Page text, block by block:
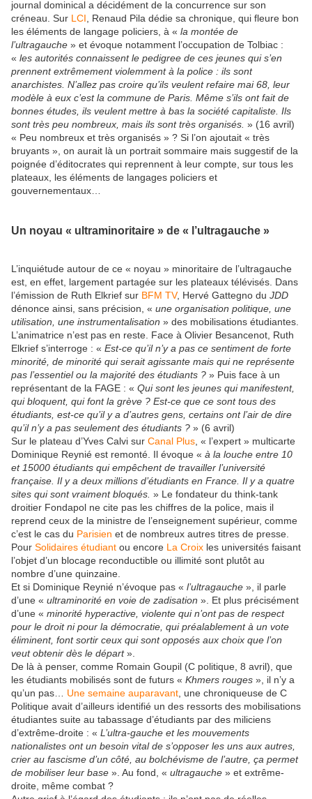
journal dominical a décidément de la concurrence sur son
créneau. Sur LCI , Renaud Pila dédie sa chronique, qui fleure bon
les éléments de langage policiers, à « la montée de
l’ultragauche » et évoque notamment l’occupation de Tolbiac :
« les autorités connaissent le pedigree de ces jeunes qui s’en
prennent extrêmement violemment à la police : ils sont
anarchistes. N’allez pas croire qu’ils veulent refaire mai 68, leur
modèle à eux c’est la commune de Paris. Même s’ils ont fait de
bonnes études, ils veulent mettre à bas la société capitaliste. Ils
sont très peu nombreux, mais ils sont très organisés. » (16 avril)
« Peu nombreux et très organisés » ? Si l’on ajoutait « très
bruyants », on aurait là un portrait sommaire mais suggestif de la
poignée d’éditocrates qui reprennent à leur compte, sur tous les
plateaux, les éléments de langages policiers et
gouvernementaux…
Un noyau « ultraminoritaire » de « l’ultragauche »
L’inquiétude autour de ce « noyau » minoritaire de l’ultragauche
est, en effet, largement partagée sur les plateaux télévisés. Dans
l’émission de Ruth Elkrief sur BFM TV, Hervé Gattegno du JDD
dénonce ainsi, sans précision, « une organisation politique, une
utilisation, une instrumentalisation » des mobilisations étudiantes.
L’animatrice n’est pas en reste. Face à Olivier Besancenot, Ruth
Elkrief s’interroge : « Est-ce qu’il n’y a pas ce sentiment de forte
minorité, de minorité qui serait agissante mais qui ne représente
pas l’essentiel ou la majorité des étudiants ? » Puis face à un
représentant de la FAGE : « Qui sont les jeunes qui manifestent,
qui bloquent, qui font la grève ? Est-ce que ce sont tous des
étudiants, est-ce qu’il y a d’autres gens, certains ont l’air de dire
qu’il n’y a pas seulement des étudiants ? » (6 avril)
Sur le plateau d’Yves Calvi sur Canal Plus , « l’expert » multicarte
Dominique Reynié est remonté. Il évoque « à la louche entre 10
et 15000 étudiants qui empêchent de travailler l’université
française. Il y a deux millions d’étudiants en France. Il y a quatre
sites qui sont vraiment bloqués. » Le fondateur du think-tank
droitier Fondapol ne cite pas les chiffres de la police, mais il
reprend ceux de la ministre de l’enseignement supérieur, comme
c’est le cas du Parisien et de nombreux autres titres de presse.
Pour Solidaires étudiant ou encore La Croix les universités faisant
l’objet d’un blocage reconductible ou illimité sont plutôt au
nombre d’une quinzaine.
Et si Dominique Reynié n’évoque pas « l’ultragauche », il parle
d’une « ultraminorité en voie de zadisation ». Et plus précisément
d’une « minorité hyperactive, violente qui n’ont pas de respect
pour le droit ni pour la démocratie, qui préalablement à un vote
éliminent, font sortir ceux qui sont opposés aux choix que l’on
veut obtenir dès le départ».
De là à penser, comme Romain Goupil (C politique, 8 avril), que
les étudiants mobilisés sont de futurs « Khmers rouges », il n’y a
qu’un pas… Une semaine auparavant , une chroniqueuse de C
Politique avait d’ailleurs identifié un des ressorts des mobilisations
étudiantes suite au tabassage d’étudiants par des miliciens
d’extrême-droite : « L’ultra-gauche et les mouvements
nationalistes ont un besoin vital de s’opposer les uns aux autres,
crier au fascisme d’un côté, au bolchévisme de l’autre, ça permet
de mobiliser leur base ». Au fond, « ultragauche » et extrême-
droite, même combat ?